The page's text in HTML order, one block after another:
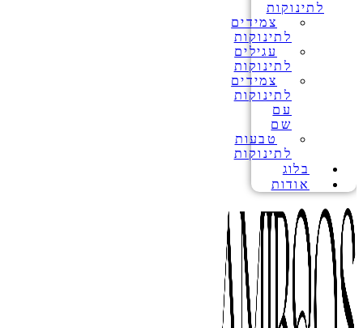
לתינוקות
צמידים
לתינוקות
עגילים
לתינוקות
צמידים
לתינוקות
עם
שם
טבעות
לתינוקות
בלוג
אודות